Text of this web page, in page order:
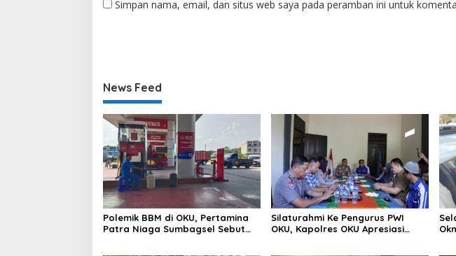
Simpan nama, email, dan situs web saya pada peramban ini untuk
News Feed
Polemik BBM di OKU, Pertamina
Patra Niaga Sumbagsel Sebut
Silaturahmi Ke Pengurus PWI
OKU, Kapolres OKU Apresiasi